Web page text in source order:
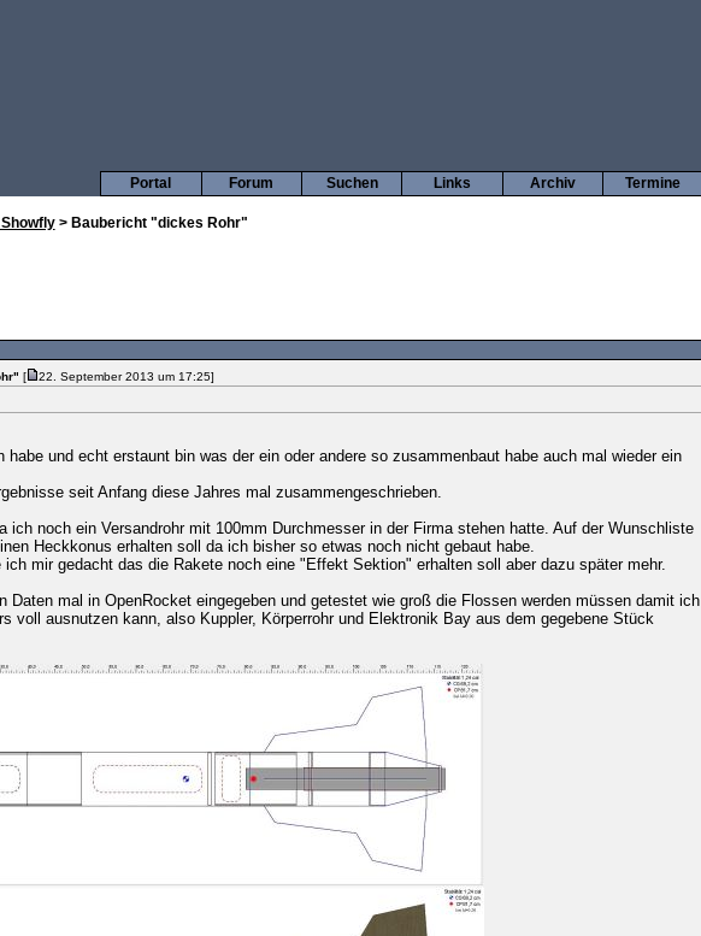
Termine
Archiv
Links
Suchen
Forum
Portal
> Baubericht "dickes Rohr"
[
22. September 2013 um 17:25]
habe und echt erstaunt bin was der ein oder andere so zusammenbaut habe auch mal wieder ein
seit Anfang diese Jahres mal zusammengeschrieben.
ich noch ein Versandrohr mit 100mm Durchmesser in der Firma stehen hatte. Auf der Wunschliste
Heckkonus erhalten soll da ich bisher so etwas noch nicht gebaut habe.
mir gedacht das die Rakete noch eine "Effekt Sektion" erhalten soll aber dazu später mehr.
Daten mal in OpenRocket eingegeben und getestet wie groß die Flossen werden müssen damit ich
voll ausnutzen kann, also Kuppler, Körperrohr und Elektronik Bay aus dem gegebene Stück